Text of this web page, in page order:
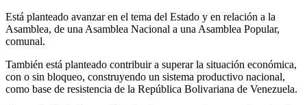
Está planteado avanzar en el tema del Estado y en relación a la
Asamblea, de una Asamblea Nacional a una Asamblea Popular,
comunal.
También está planteado contribuir a superar la situación económica,
con o sin bloqueo, construyendo un sistema productivo nacional,
como base de resistencia de la República Bolivariana de Venezuela.